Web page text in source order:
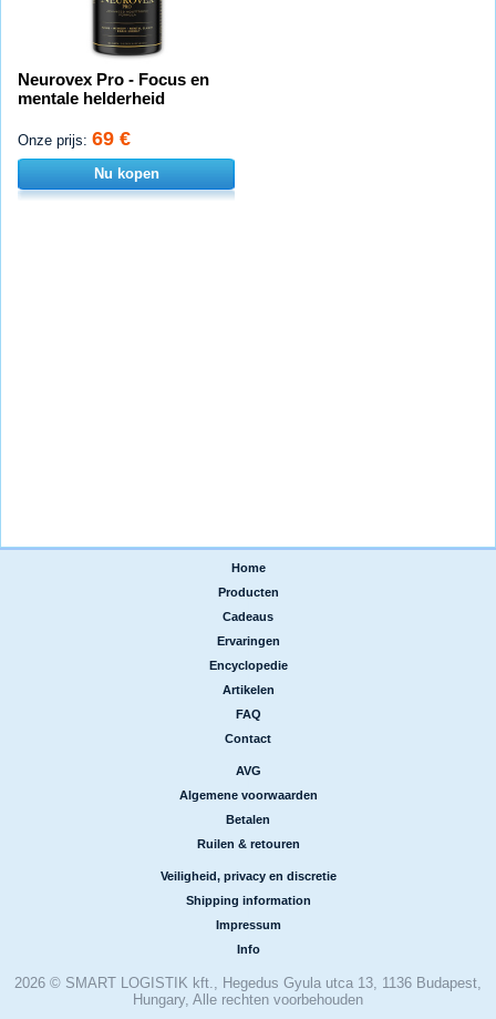
Neurovex Pro - Focus en
mentale helderheid
Onze prijs: 69 €
Nu kopen
Home
Producten
Cadeaus
Ervaringen
Encyclopedie
Artikelen
FAQ
Contact
AVG
Algemene voorwaarden
Betalen
Ruilen & retouren
Veiligheid, privacy en discretie
Shipping information
Impressum
Info
2026 © SMART LOGISTIK kft., Hegedus Gyula utca 13, 1136 Budapest,
Hungary, Alle rechten voorbehouden